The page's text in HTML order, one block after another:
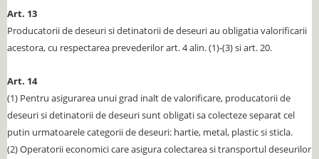
Art. 13
Producatorii de deseuri si detinatorii de deseuri au obligatia valorificarii
acestora, cu respectarea prevederilor art. 4 alin. (1)-(3) si art. 20.
Art. 14
(1) Pentru asigurarea unui grad inalt de valorificare, producatorii de
deseuri si detinatorii de deseuri sunt obligati sa colecteze separat cel
putin urmatoarele categorii de deseuri: hartie, metal, plastic si sticla.
(2) Operatorii economici care asigura colectarea si transportul deseurilor